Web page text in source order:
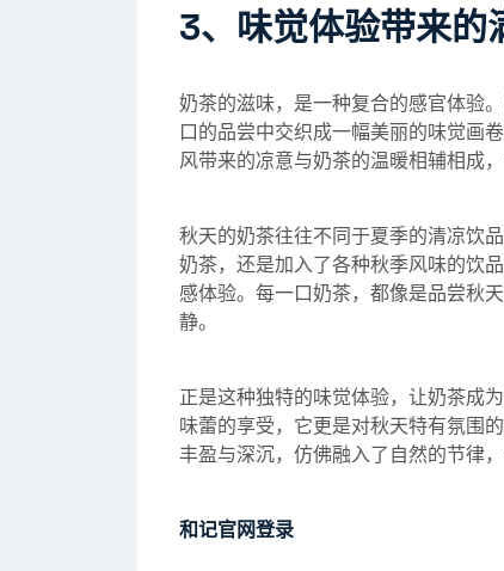
3、味觉体验带来的
奶茶的滋味，是一种复合的感官体验
口的品尝中交织成一幅美丽的味觉画
风带来的凉意与奶茶的温暖相辅相成
秋天的奶茶往往不同于夏季的清凉饮
奶茶，还是加入了各种秋季风味的饮
感体验。每一口奶茶，都像是品尝秋
静。
正是这种独特的味觉体验，让奶茶成
味蕾的享受，它更是对秋天特有氛围
丰盈与深沉，仿佛融入了自然的节律
和记官网登录